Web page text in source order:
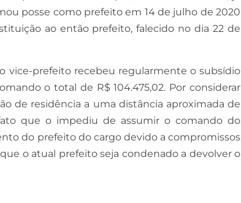
posse como prefeito em 14 de julho de 2020
ao então prefeito, falecido no dia 22 de
vice-prefeito recebeu regularmente o subsídio
o total de R$ 104.475,02. Por considerar
de residência a uma distância aproximada de
que o impediu de assumir o comando do
do prefeito do cargo devido a compromissos
o atual prefeito seja condenado a devolver o